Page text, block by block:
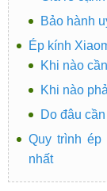
Bảo hành
Ép kính
Khi nào
Khi nào
Do đâu
Quy trình ép
nhất